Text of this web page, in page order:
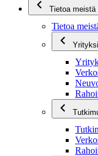
Tietoa meistä
Tietoa